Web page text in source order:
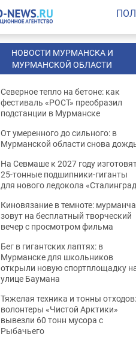
НОВОСТИ МУРМАНСКА И
МУРМАНСКОЙ ОБЛАСТИ
Северное тепло на бетоне: как
фестиваль «РОСТ» преобразил
подстанции в Мурманске
От умеренного до сильного: в
Мурманской области снова
На Севмаше к 2027 году
25-тонные подшипники-гиганты
для нового ледокола
Киновязание в темноте:
зовут на бесплатный творческий
вечер с просмотром фильма
Бег в гигантских лаптях: в
Мурманске для школьников
открыли новую спортплощадку
улице Баумана
Тяжелая техника и тонны отходов:
волонтеры «Чистой Арктики»
вывезли 60 тонн мусора с
Рыбачьего